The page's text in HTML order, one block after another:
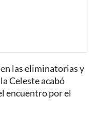
las eliminatorias y
Celeste acabó
encuentro por el